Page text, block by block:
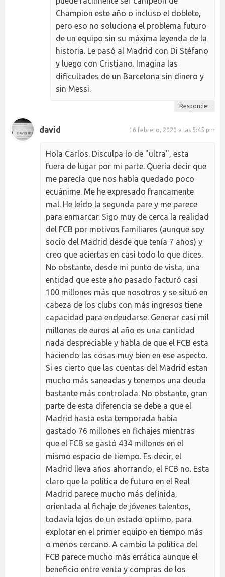
Champion este año o incluso el doblete,
pero eso no soluciona el problema futuro
de un equipo sin su máxima leyenda de la
historia. Le pasó al Madrid con Di Stéfano
y luego con Cristiano. Imagina las
dificultades de un Barcelona sin dinero y
sin Messi.
Responder
david 16 febrero, 2020 a las 5:45 pm
Hola Carlos. Disculpa lo de "ultra", esta
fuera de lugar por mi parte. Quería decir que
me parecía que nos había quedado poco
ecuánime. Me he expresado francamente
mal. He leído la segunda pare y me parece
para enmarcar. Sigo muy de cerca la realidad
del FCB por motivos familiares (aunque soy
socio del Madrid desde que tenía 7 años) y
creo que aciertas en casi todo lo que dices.
No obstante, desde mi punto de vista, una
entidad que este año pasado facturó casi
100 millones más que nosotros y se situó en
cabeza de los clubs con más ingresos tiene
capacidad para endeudarse. Generar casi mil
millones de euros al año es una cantidad
nada despreciable y habla de que el FCB esta
haciendo las cosas muy bien en ese aspecto.
Si es cierto que las cuentas del Madrid estan
mucho más saneadas y tenemos una deuda
bastante más controlada. No obstante, gran
parte de esta diferencia se debe a que el
Madrid hasta esta temporada había
gastado 76 millones en fichajes mientras
que el FCB se gastó 434 millones en el
mismo espacio de tiempo. Es decir, el
Madrid lleva años ahorrando, el FCB no. Esta
claro que la política de futuro en el Real
Madrid parece mucho más definida,
orientada al fichaje de jóvenes talentos,
todavía lejos de un estado optimo, para
explotar en el primer equipo en tiempo más
o menos cercano. A cambio la política del
FCB parece mucho más errática aunque el
beneficio entre venta y compras de los